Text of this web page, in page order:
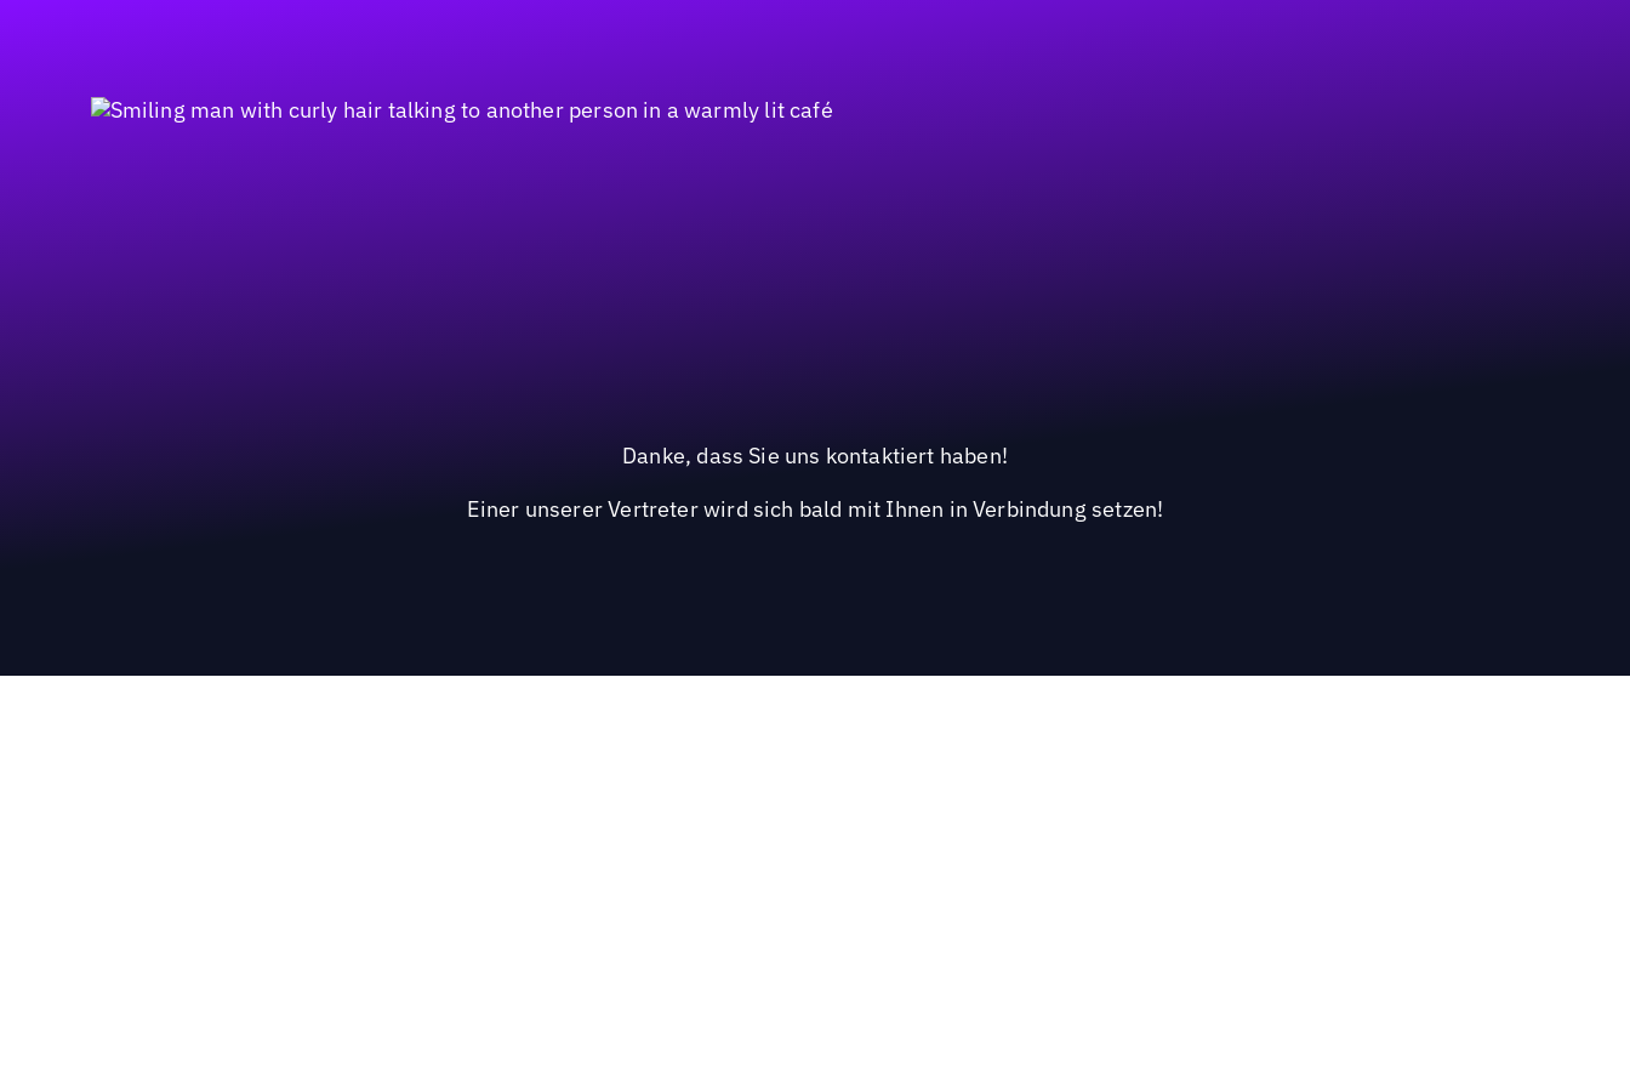
Danke, dass Sie uns kontaktiert haben!
Einer unserer Vertreter wird sich bald mit Ihnen in Verbindung setzen!